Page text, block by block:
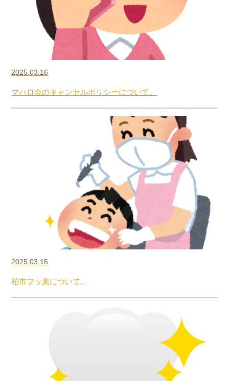
2025.03.16
マハロ会のキャンセルポリシーについて。
2025.03.15
柏市フッ素について。